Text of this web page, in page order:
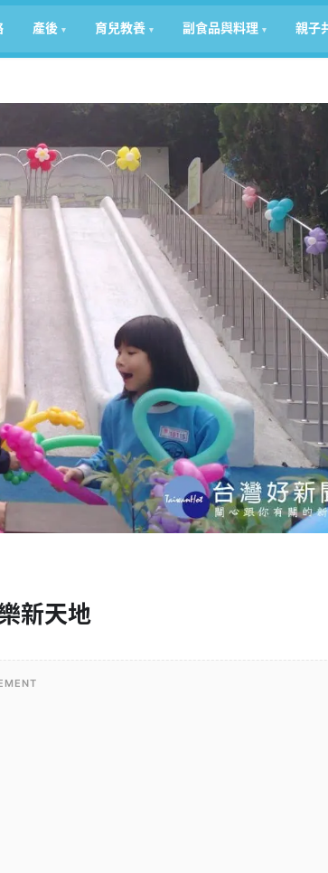
產後 育兒教養 副食品與料理 親子
新天地